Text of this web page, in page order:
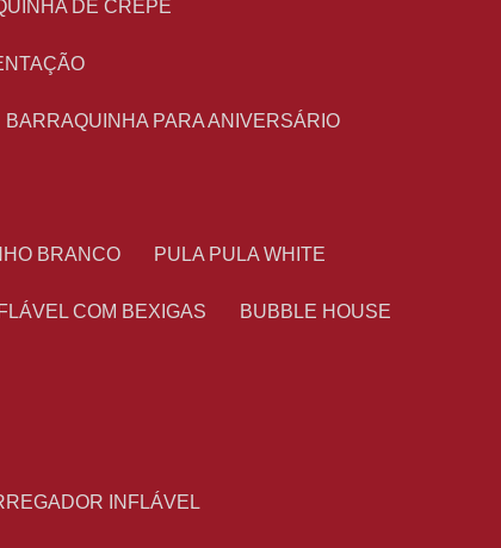
DE CREPE
BARRAQUINHA PARA ANIVERSÁRIO
BRANCO PULA PULA WHITE
COM BEXIGAS BUBBLE HOUSE
INFLÁVEL